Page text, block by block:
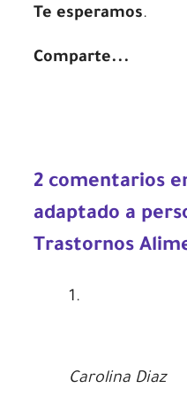
Te esperamos.
Comparte...
2 comentarios
adaptado a
Trastornos
Carolina Diaz